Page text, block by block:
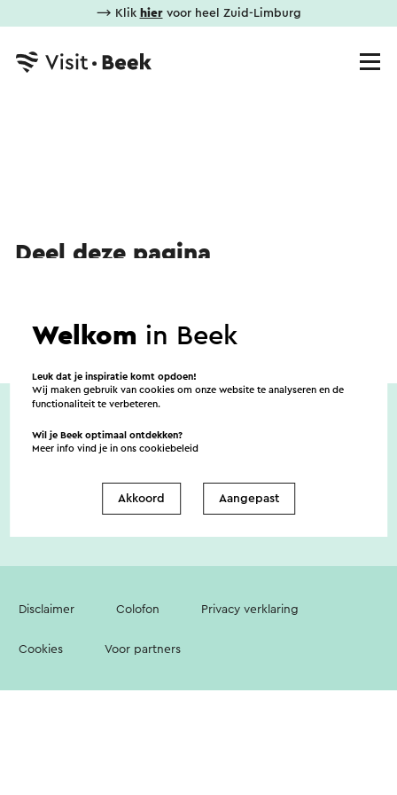
⟶ Klik hiervoor heel Zuid-Limburg
Deel deze pagina
Vestigingenoverzicht Over ons
Disclaimer Colofon Privacy verklaring
Cookies Voor partners
Welkom in Beek
Leuk dat je inspiratie komt opdoen!
Wij maken gebruik van cookies om onze website te analyseren en de
functionaliteit te verbeteren.
Wil je Beek optimaal ontdekken?
Meer info vind je in onscookiebeleid
Akkoord Aangepast